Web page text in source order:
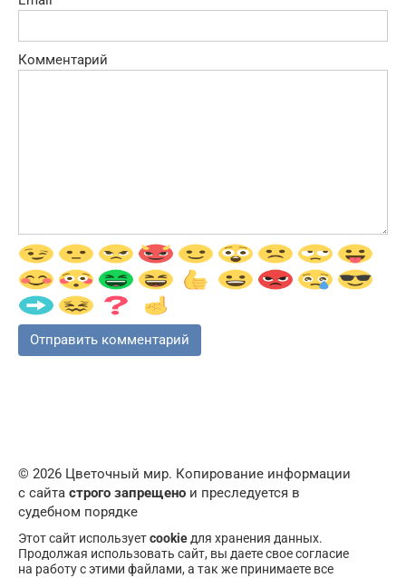
Комментарий
© 2026 Цветочный мир. Копирование информации
с сайта строго запрещено и преследуется в
судебном порядке
Этот сайт используетcookie для хранения данных.
Продолжая использовать сайт, вы даете свое согласие
на работу с этими файлами, а так же принимаете все